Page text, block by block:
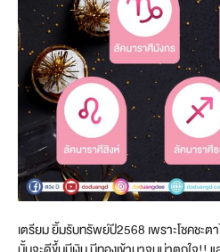
เตรียม ยิ้มรับทรัพย์ปี2568 เพราะโชคชะต